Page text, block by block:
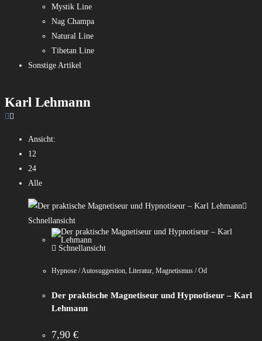
Mystik Line
Nag Champa
Natural Line
Tibetan Line
Sonstige Artikel
Karl Lehmann
Ansicht:
12
24
Alle
Schnellansicht
Schnellansicht
Hypnose / Autosuggestion, Literatur, Magnetismus / Od
Der praktische Magnetiseur und Hypnotiseur – Karl
Lehmann
7,90 €